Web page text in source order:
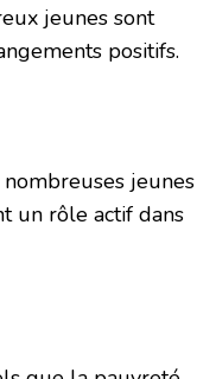
jeunes sont
positifs.
jeunes
un rôle actif dans